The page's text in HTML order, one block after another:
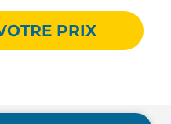
PRIX